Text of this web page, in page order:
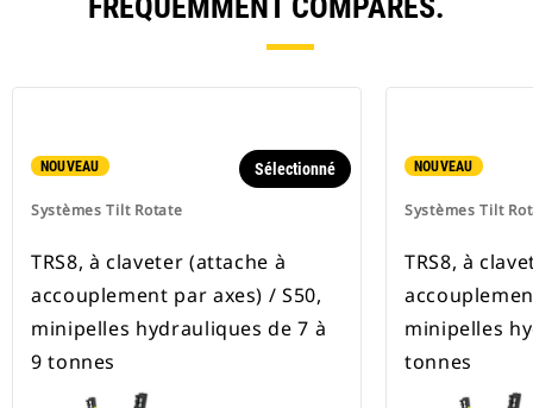
FRÉQUEMMENT COMPARÉS.
NOUVEAU
Systèmes Tilt Rotate
Sélectionné
TRS8, à claveter (attache à
accouplement par axes) / S50,
minipelles hydrauliques de 7 à
9 tonnes
NOUVEAU
Systèmes Tilt
TRS8, à
minipelles
tonnes